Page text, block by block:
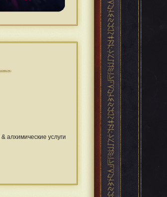
алхимические услуги